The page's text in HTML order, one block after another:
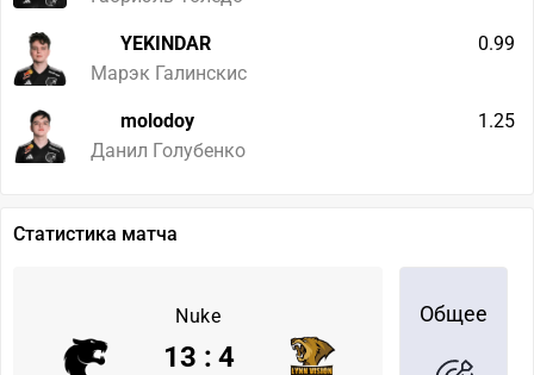
YEKINDAR
Марэк Галинскис
0.99
molodoy
Данил Голубенко
1.25
Статистика матча
Nuke
13 : 4
Общее